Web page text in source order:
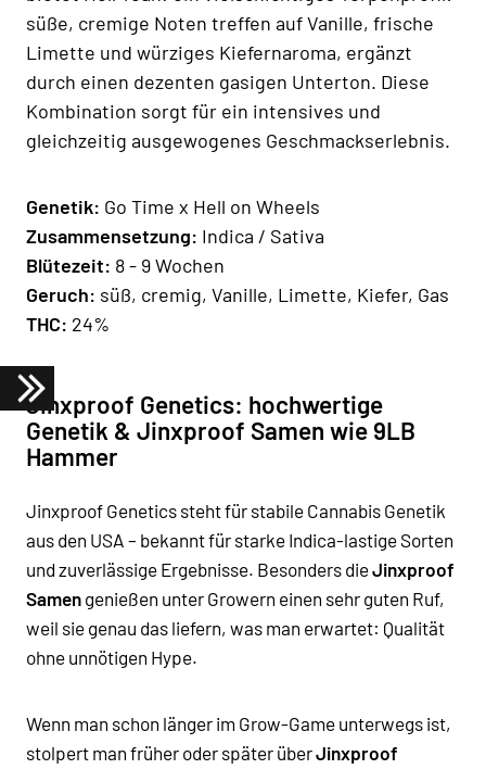
süße, cremige Noten treffen auf Vanille, frische
Limette und würziges Kiefernaroma, ergänzt
durch einen dezenten gasigen Unterton. Diese
Kombination sorgt für ein intensives und
gleichzeitig ausgewogenes Geschmackserlebnis.
Genetik: Go Time x Hell on Wheels
Zusammensetzung: Indica / Sativa
Blütezeit: 8 - 9 Wochen
Geruch: süß, cremig, Vanille, Limette, Kiefer, Gas
THC: 24%
Jinxproof Genetics: hochwertige
Genetik & Jinxproof Samen wie 9LB
Hammer
Jinxproof Genetics steht für stabile Cannabis Genetik
aus den USA – bekannt für starke Indica-lastige Sorten
und zuverlässige Ergebnisse. Besonders dieJinxproof
Samen genießen unter Growern einen sehr guten Ruf,
weil sie genau das liefern, was man erwartet: Qualität
ohne unnötigen Hype.
Wenn man schon länger im Grow-Game unterwegs ist,
stolpert man früher oder später überJinxproof